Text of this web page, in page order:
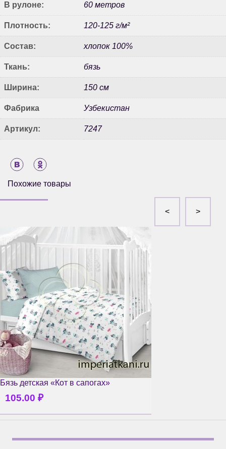
В рулоне: 60 метров
Плотность: 120-125 г/м²
Состав: хлопок 100%
Ткань: бязь
Ширина: 150 см
Фабрика Узбекистан
Артикул: 7247
Похожие товары
Бязь детская «Кот в сапогах»
105.00 ₽